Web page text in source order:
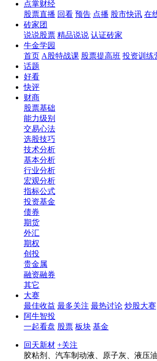
点掌财经
股票直播 回看 预告 点播 股市快讯 在
砖家团
说说股票 精品说说 认证砖家
牛金学园
首页 A股特战课 股票提高班 投资训练
话题
好看
快评
财商
股票基础
能力级别
交易心法
选股技巧
技术分析
基本分析
行业分析
宏观分析
指标公式
投资基金
债券
期货
外汇
期权
创投
贵金属
融资融券
其它
大赛
最佳收益 最多关注 最热讨论 炒股大赛
阿牛智投
一起看盘 股票 板块 基金
回天新材 +关注
胶粘剂、汽车制动液、原子灰、液压